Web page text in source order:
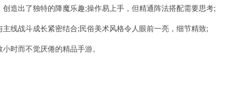
造出了独特的降魔乐趣;操作易上手，但精通阵法搭配需要思考;
线战斗成长紧密结合;民俗美术风格令人眼前一亮，细节精致;
时而不觉厌倦的精品手游。